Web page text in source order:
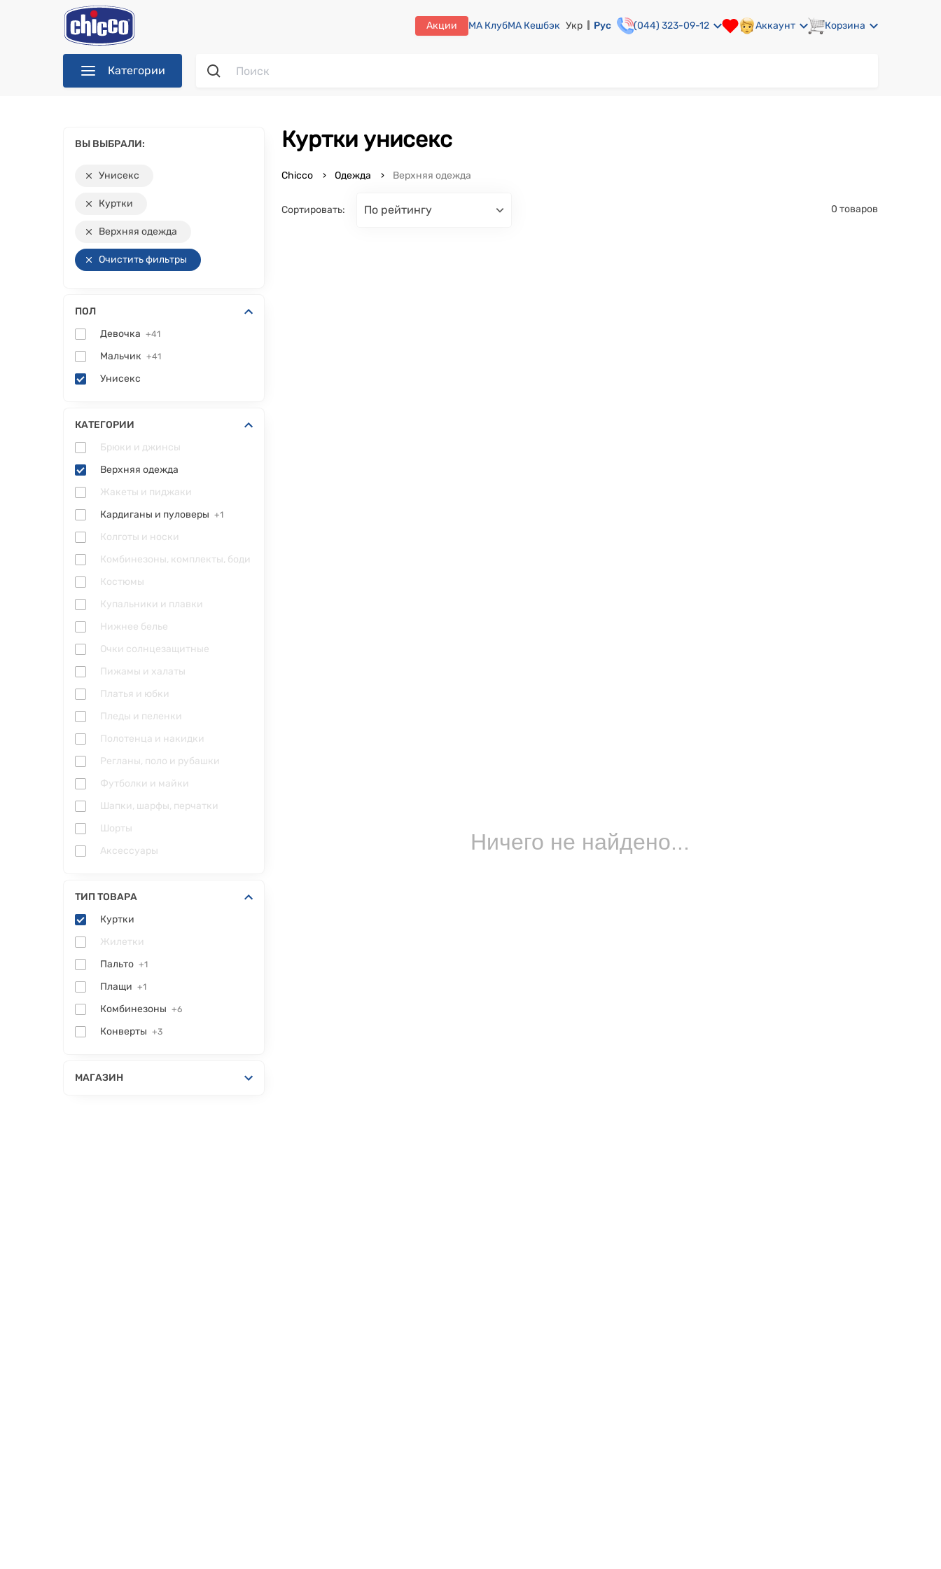
Акции МА КлубМА Кешбэк Укр Рус (044) 323-09-12 Аккаунт Корзина
Категории
ВЫ ВЫБРАЛИ:
Унисекс
Куртки
Верхняя одежда
Очистить фильтры
ПОЛ
Девочка +41
Мальчик +41
Унисекс
КАТЕГОРИИ
Брюки и джинсы
Верхняя одежда
Жакеты и пиджаки
Кардиганы и пуловеры +1
Колготы и носки
Комбинезоны, комплекты, боди
Костюмы
Купальники и плавки
Нижнее белье
Очки солнцезащитные
Пижамы и халаты
Платья и юбки
Пледы и пеленки
Полотенца и накидки
Регланы, поло и рубашки
Футболки и майки
Шапки, шарфы, перчатки
Шорты
Аксессуары
ТИП ТОВАРА
Куртки
Жилетки
Пальто +1
Плащи +1
Комбинезоны +6
Конверты +3
МАГАЗИН
Куртки унисекс
Chicco Одежда Верхняя одежда
Сортировать: по рейтингу 0 товаров
Ничего не найдено...